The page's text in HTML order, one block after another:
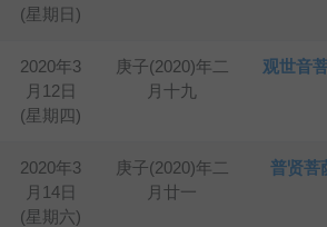
(星期日)
2020年3
月12日
(星期四)
庚子(2020)年二
月十九
观世音
2020年3
月14日
(星期六)
庚子(2020)年二
月廿一
普贤菩